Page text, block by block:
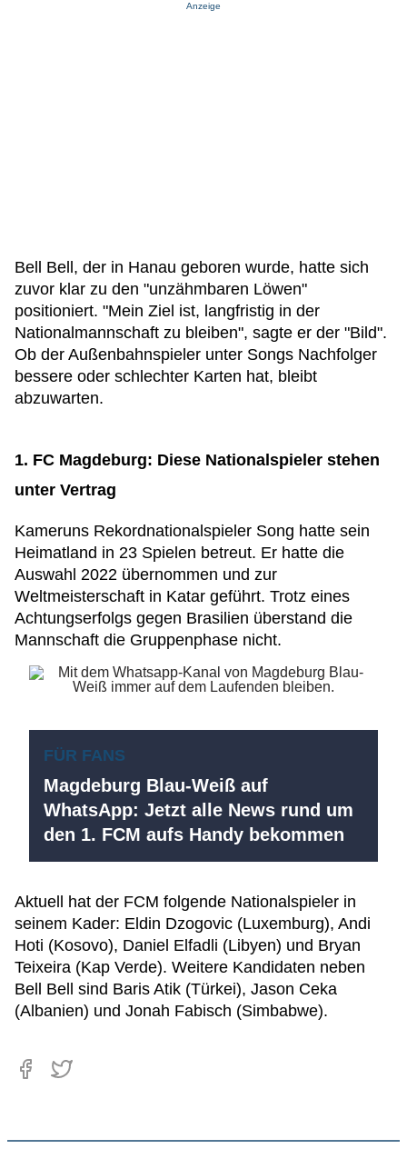
Anzeige
Bell Bell, der in Hanau geboren wurde, hatte sich
zuvor klar zu den "unzähmbaren Löwen"
positioniert. "Mein Ziel ist, langfristig in der
Nationalmannschaft zu bleiben", sagte er der "Bild".
Ob der Außenbahnspieler unter Songs Nachfolger
bessere oder schlechter Karten hat, bleibt
abzuwarten.
1. FC Magdeburg: Diese Nationalspieler stehen
unter Vertrag
Kameruns Rekordnationalspieler Song hatte sein
Heimatland in 23 Spielen betreut. Er hatte die
Auswahl 2022 übernommen und zur
Weltmeisterschaft in Katar geführt. Trotz eines
Achtungserfolgs gegen Brasilien überstand die
Mannschaft die Gruppenphase nicht.
FÜR FANS
Magdeburg Blau-Weiß auf
WhatsApp: Jetzt alle News rund um
den 1. FCM aufs Handy bekommen
Aktuell hat der FCM folgende Nationalspieler in
seinem Kader: Eldin Dzogovic (Luxemburg), Andi
Hoti (Kosovo), Daniel Elfadli (Libyen) und Bryan
Teixeira (Kap Verde). Weitere Kandidaten neben
Bell Bell sind Baris Atik (Türkei), Jason Ceka
(Albanien) und Jonah Fabisch (Simbabwe).